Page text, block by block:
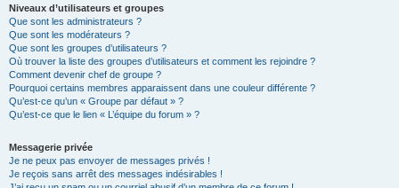
Niveaux d’utilisateurs et groupes
Que sont les administrateurs ?
Que sont les modérateurs ?
Que sont les groupes d’utilisateurs ?
Où trouver la liste des groupes d’utilisateurs et comment les rejoindre ?
Comment devenir chef de groupe ?
Pourquoi certains membres apparaissent dans une couleur différente ?
Qu’est-ce qu’un « Groupe par défaut » ?
Qu’est-ce que le lien « L’équipe du forum » ?
Messagerie privée
Je ne peux pas envoyer de messages privés !
Je reçois sans arrêt des messages indésirables !